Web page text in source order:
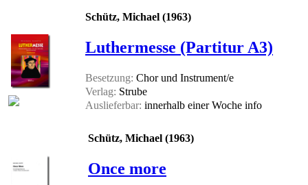
Schütz, Michael (1963)
Luthermesse (Partitur A3)
Besetzung: Chor und Instrument/e
Verlag: Strube
Auslieferbar: innerhalb einer Woche info
Schütz, Michael (1963)
Once more